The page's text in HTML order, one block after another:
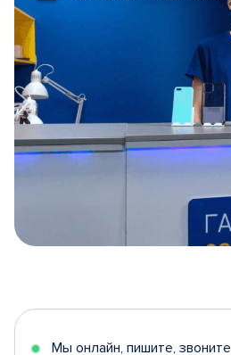
5
Мы онлайн, пишите, звоните